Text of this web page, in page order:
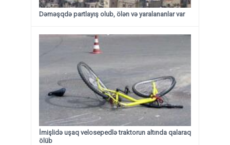
Dəməşqdə partlayış olub, ölən və yaralananlar var
İmişlidə uşaq velosepedlə traktorun altında qalaraq
ölüb